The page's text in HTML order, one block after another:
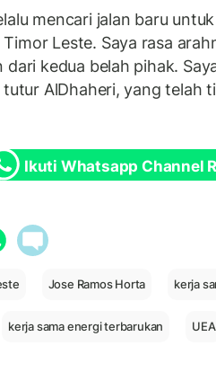
mencari jalan baru
Leste. Saya rasa
dari kedua belah pihak.
tutur AlDhaheri, yang telah
Ikuti Whatsapp Channel
Jose Ramos Horta kerja
kerja sama energi terbarukan UEA